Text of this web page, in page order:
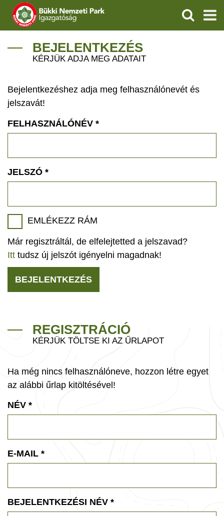
IGAZGATÓSÁG
VÍZVÉDELEM
ÖKOTURIZMUS
GEOPARKOK
KERESÉS
BEJELENTKEZÉS
KÉRJÜK ADJA MEG ADATAIT
Bejelentkezéshez adja meg felhasználónevét és
jelszavát!
FELHASZNÁLÓNÉV *
JELSZÓ *
EMLÉKEZZ RÁM
Már regisztráltál, de elfelejtetted a jelszavad?
Itt tudsz új jelszót igényelni magadnak!
BEJELENTKEZÉS
REGISZTRÁCIÓ
KÉRJÜK TÖLTSE KI AZ ŰRLAPOT
Ha még nincs felhasználóneve, hozzon létre egyet
az alábbi űrlap kitöltésével!
NÉV *
E-MAIL *
BEJELENTKEZÉSI NÉV *